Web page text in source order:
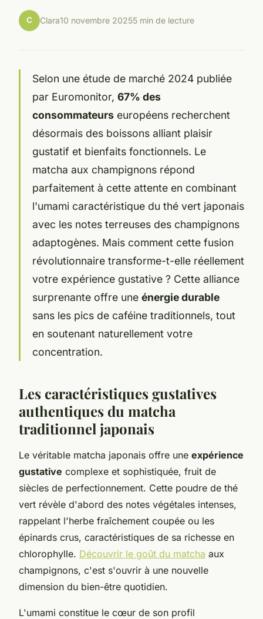
C Clara10 novembre 20255 min de lecture
Selon une étude de marché 2024 publiée
par Euromonitor, 67% des
consommateurs européens recherchent
désormais des boissons alliant plaisir
gustatif et bienfaits fonctionnels. Le
matcha aux champignons répond
parfaitement à cette attente en combinant
l'umami caractéristique du thé vert japonais
avec les notes terreuses des champignons
adaptogènes. Mais comment cette fusion
révolutionnaire transforme-t-elle réellement
votre expérience gustative ? Cette alliance
surprenante offre une énergie durable
sans les pics de caféine traditionnels, tout
en soutenant naturellement votre
concentration.
Les caractéristiques gustatives
authentiques du matcha
traditionnel japonais
Le véritable matcha japonais offre une expérience
gustative complexe et sophistiquée, fruit de
siècles de perfectionnement. Cette poudre de thé
vert révèle d'abord des notes végétales intenses,
rappelant l'herbe fraîchement coupée ou les
épinards crus, caractéristiques de sa richesse en
chlorophylle. Découvrir le goût du matcha aux
champignons, c'est s'ouvrir à une nouvelle
dimension du bien-être quotidien.
L'umami constitue le cœur de son profil